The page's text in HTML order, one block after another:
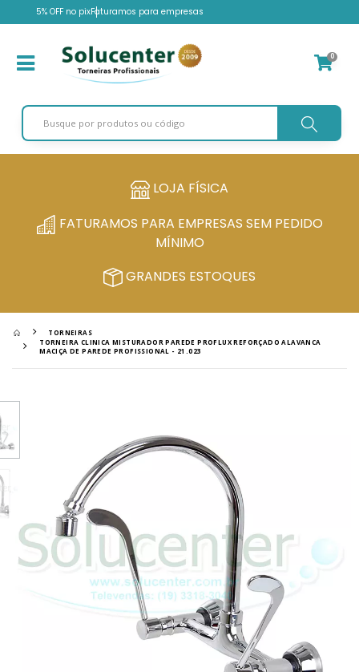
5% OFF no pixFaturamos para empresas
0
LOJA FÍSICA
FATURAMOS PARA EMPRESAS SEM PEDIDO
MÍNIMO
GRANDES ESTOQUES
TORNEIRAS
TORNEIRA CLINICA MISTURADOR PAREDE PROFLUX REFORÇADO ALAVANCA
MACIÇA DE PAREDE PROFISSIONAL - 21.023